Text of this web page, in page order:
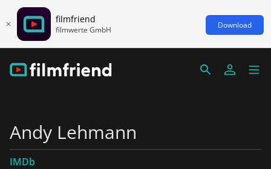
filmfriend
filmwerte GmbH Download
Andy Lehmann
IMDb